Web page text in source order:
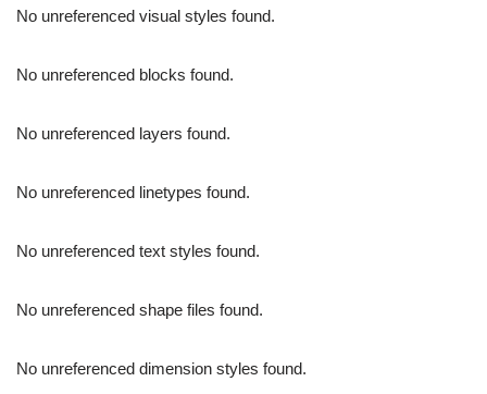
No unreferenced visual styles found.
No unreferenced blocks found.
No unreferenced layers found.
No unreferenced linetypes found.
No unreferenced text styles found.
No unreferenced shape files found.
No unreferenced dimension styles found.